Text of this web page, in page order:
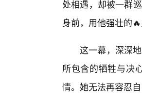
处相遇，却被一群
身前，用他强壮的
这一幕，深深
所包含的牺牲与决
情。她无法再容忍